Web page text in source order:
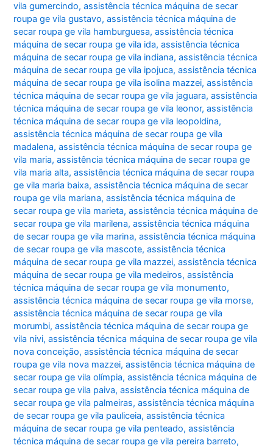
vila gumercindo,assistência técnica máquina de secar
roupa ge vila gustavo,assistência técnica máquina de
secar roupa ge vila hamburguesa,assistência técnica
máquina de secar roupa ge vila ida,assistência técnica
máquina de secar roupa ge vila indiana,assistência técnica
máquina de secar roupa ge vila ipojuca,assistência técnica
máquina de secar roupa ge vila isolina mazzei,assistência
técnica máquina de secar roupa ge vila jaguara,assistência
técnica máquina de secar roupa ge vila leonor,assistência
técnica máquina de secar roupa ge vila leopoldina,
assistência técnica máquina de secar roupa ge vila
madalena,assistência técnica máquina de secar roupa ge
vila maria,assistência técnica máquina de secar roupa ge
vila maria alta,assistência técnica máquina de secar roupa
ge vila maria baixa,assistência técnica máquina de secar
roupa ge vila mariana,assistência técnica máquina de
secar roupa ge vila marieta,assistência técnica máquina de
secar roupa ge vila marilena,assistência técnica máquina
de secar roupa ge vila marina,assistência técnica máquina
de secar roupa ge vila mascote,assistência técnica
máquina de secar roupa ge vila mazzei,assistência técnica
máquina de secar roupa ge vila medeiros,assistência
técnica máquina de secar roupa ge vila monumento,
assistência técnica máquina de secar roupa ge vila morse,
assistência técnica máquina de secar roupa ge vila
morumbi,assistência técnica máquina de secar roupa ge
vila nivi,assistência técnica máquina de secar roupa ge vila
nova conceição,assistência técnica máquina de secar
roupa ge vila nova mazzei,assistência técnica máquina de
secar roupa ge vila olímpia,assistência técnica máquina de
secar roupa ge vila paiva,assistência técnica máquina de
secar roupa ge vila palmeiras,assistência técnica máquina
de secar roupa ge vila pauliceia,assistência técnica
máquina de secar roupa ge vila penteado,assistência
técnica máquina de secar roupa ge vila pereira barreto,